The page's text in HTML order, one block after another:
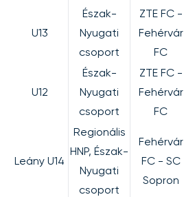
U13
Észak-
Nyugati
csoport
ZTE FC -
Fehérvár
FC
U12
Észak-
Nyugati
csoport
ZTE FC -
Fehérvár
FC
Leány U14
Regionális
HNP, Észak-
Nyugati
csoport
Fehérvár
FC - SC
Sopron